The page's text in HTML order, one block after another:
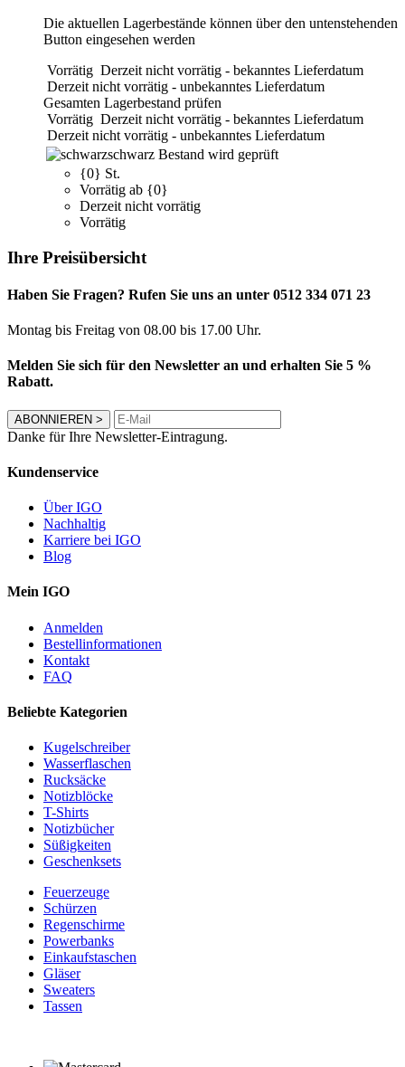
Die aktuellen Lagerbestände können über den untenstehenden
Button eingesehen werden
Vorrätig Derzeit nicht vorrätig - bekanntes Lieferdatum
Derzeit nicht vorrätig - unbekanntes Lieferdatum
Gesamten Lagerbestand prüfen
Vorrätig Derzeit nicht vorrätig - bekanntes Lieferdatum
Derzeit nicht vorrätig - unbekanntes Lieferdatum
schwarz Bestand wird geprüft
{0} St.
Vorrätig ab {0}
Derzeit nicht vorrätig
Vorrätig
Ihre Preisübersicht
Haben Sie Fragen? Rufen Sie uns an unter 0512 334 071 23
Montag bis Freitag von 08.00 bis 17.00 Uhr.
Melden Sie sich für den Newsletter an und erhalten Sie 5 %
Rabatt.
ABONNIEREN >
Danke für Ihre Newsletter-Eintragung.
Kundenservice
Über IGO
Nachhaltig
Karriere bei IGO
Blog
Mein IGO
Anmelden
Bestellinformationen
Kontakt
FAQ
Beliebte Kategorien
Kugelschreiber
Wasserflaschen
Rucksäcke
Notizblöcke
T-Shirts
Notizbücher
Süßigkeiten
Geschenksets
Feuerzeuge
Schürzen
Regenschirme
Powerbanks
Einkaufstaschen
Gläser
Sweaters
Tassen